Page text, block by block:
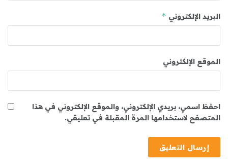
البريد الإلكتروني *
الموقع الإلكتروني
احفظ اسمي، بريدي الإلكتروني، والموقع الإلكتروني في هذا
المتصفح لاستخدامها المرة المقبلة في تعليقي.